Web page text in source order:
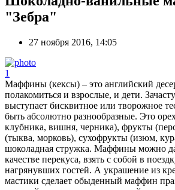
"Зебра"
27 ноября 2016, 14:05
1
Маффины (кексы) – это английский
полакомиться и взрослые, и дети.
выступает бисквитное или творожное
быть абсолютно разнообразные. Это
клубника, вишня, черника), фрукты
(тыква, морковь), сухофрукты (изюм,
шоколадная стружка. Маффины можно
качестве перекуса, взять с собой в
нагрянувших гостей. А украшение из
мастики сделает обыденный маффин